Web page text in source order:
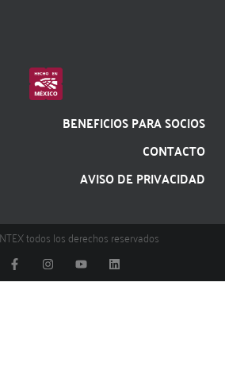
BENEFICIOS PARA SOCIOS
CONTACTO
AVISO DE PRIVACIDAD
todos los derechos reservados